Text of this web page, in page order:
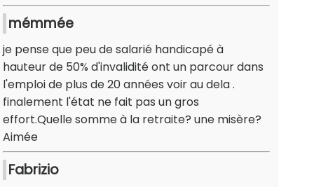
mémmée
je pense que peu de salarié handicapé à
hauteur de 50% d'invalidité ont un parcour dans
l'emploi de plus de 20 années voir au dela .
finalement l'état ne fait pas un gros
effort.Quelle somme à la retraite? une misère?
Aimée
Fabrizio